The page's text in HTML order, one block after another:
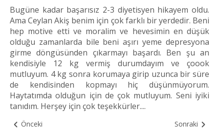
Bugüne kadar başarısız 2-3 diyetisyen hikayem oldu.
Ama Ceylan Akiş benim için çok farklı bir yerdedir. Beni
hep motive etti ve moralim ve hevesimin en düşük
olduğu zamanlarda bile beni aşırı yeme depresyona
girme döngüsünden çıkarmayı başardı. Ben şu an
kendisiyle 12 kg vermiş durumdayım ve çoook
mutluyum. 4 kg sonra korumaya girip uzunca bir süre
de kendisinden kopmayı hiç düşünmüyorum.
Haytatımda olduğun için de çok mutluyum. Seni iyiki
tanıdım. Herşey için çok teşekkürler....
Önceki Sonraki